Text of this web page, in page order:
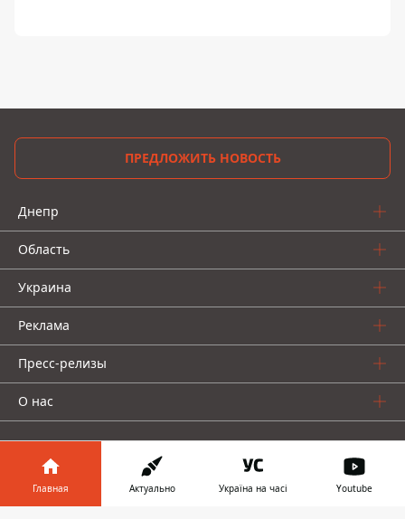
ПРЕДЛОЖИТЬ НОВОСТЬ
Днепр
Область
Украина
Реклама
Пресс-релизы
О нас
Главная Актуально Україна на часі Youtube